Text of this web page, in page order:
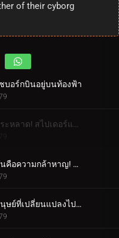
of their cyborg
บอร์กบินอยู่บนท้องฟ้า
ตอนที่ 3 มันคือความกล้าหาญ! ความกลัวของขลุ่ยค้างคาว
ตอนที่ 4 มนุษย์ที่เปลี่ยนแปลงไปสองคน ไรเดอร์ผู้โกรธแค้นแตกสลาย